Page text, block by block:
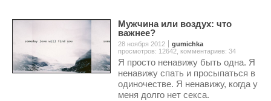
Мужчина или воздух: что
важнее?
28 ноября 2012
gumichka
просмотров: 12642, комментариев: 34
Я просто ненавижу быть одна. Я
ненавижу спать и просыпаться в
одиночестве. Я ненавижу, когда у
меня долго нет секса.